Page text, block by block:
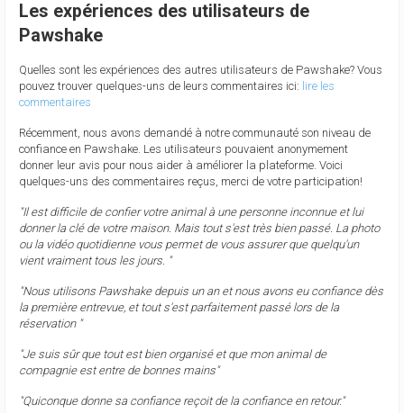
Les expériences des utilisateurs de
Pawshake
Quelles sont les expériences des autres utilisateurs de Pawshake? Vous
pouvez trouver quelques-uns de leurs commentaires ici: lire les
commentaires
Récemment, nous avons demandé à notre communauté son niveau de
confiance en Pawshake. Les utilisateurs pouvaient anonymement
donner leur avis pour nous aider à améliorer la plateforme. Voici
quelques-uns des commentaires reçus, merci de votre participation!
"Il est difficile de confier votre animal à une personne inconnue et lui
donner la clé de votre maison. Mais tout s'est très bien passé. La photo
ou la vidéo quotidienne vous permet de vous assurer que quelqu'un
vient vraiment tous les jours. "
"Nous utilisons Pawshake depuis un an et nous avons eu confiance dès
la première entrevue, et tout s'est parfaitement passé lors de la
réservation "
"Je suis sûr que tout est bien organisé et que mon animal de
compagnie est entre de bonnes mains"
"Quiconque donne sa confiance reçoit de la confiance en retour."